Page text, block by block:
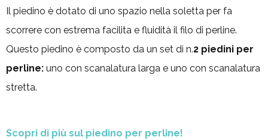
Il piedino è dotato di uno spazio nella soletta per fa
scorrere con estrema facilita e fluidità il filo di perline.
Questo piedino è composto da un set di n.2 piedini per
perline: uno con scanalatura larga e uno con scanalatura
stretta.
Scopri di più sul piedino per perline!